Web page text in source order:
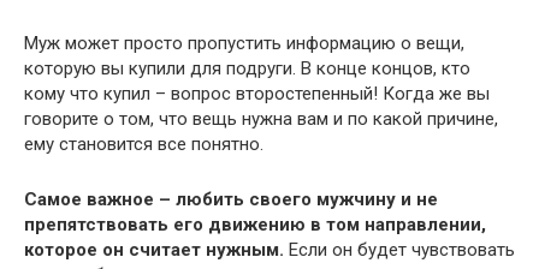
Муж может просто пропустить информацию о вещи,
которую вы купили для подруги. В конце концов, кто
кому что купил – вопрос второстепенный! Когда же вы
говорите о том, что вещь нужна вам и по какой причине,
ему становится все понятно.
Самое важное – любить своего мужчину и не
препятствовать его движению в том направлении,
которое он считает нужным. Если он будет чувствовать